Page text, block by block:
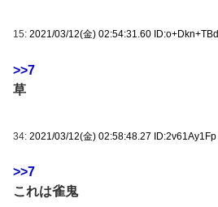
15: 2021/03/12(金) 02:54:31.60 ID:o+Dkn+TBd
>>7
草
34: 2021/03/12(金) 02:58:48.27 ID:2v61Ay1Fp
>>7
これは雀鬼